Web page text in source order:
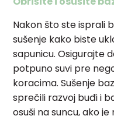
Nakon što ste isprali
sušenje kako biste
sapunicu. Osigurajte
potpuno suvi pre
koracima. Sušenje
sprečili razvoj buđi i
osuši na suncu, ako